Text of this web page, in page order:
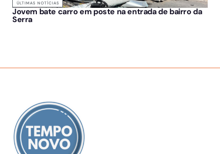
ÚLTIMAS NOTÍCIAS
Jovem bate carro em poste na entrada de bairro da
Serra